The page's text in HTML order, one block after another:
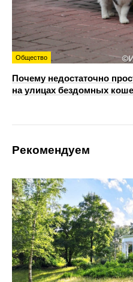
Общество
Почему недостаточно
на улицах бездомных
Рекомендуем